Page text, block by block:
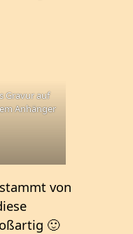
Gravur auf
Anhänger
von
🙂